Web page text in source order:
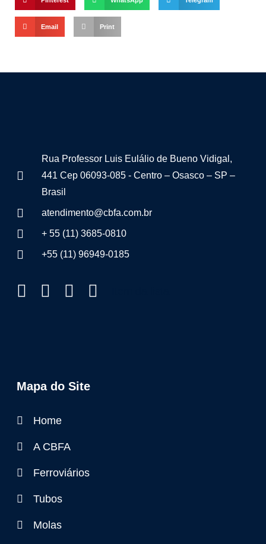
Email Print
Rua Professor Luis Eulálio de Bueno Vidigal,
441 Cep 06093-085 - Centro – Osasco – SP –
Brasil
atendimento@cbfa.com.br
+ 55 (11) 3685-0810
+55 (11) 96949-0185
Mapa do Site
Home
A CBFA
Ferroviários
Tubos
Molas